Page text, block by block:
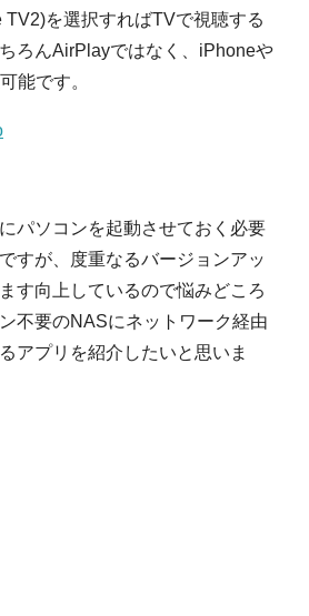
を選択すればTVで視聴する
ろんAirPlayではなく、iPhoneや
能です。
パソコンを起動させておく必要
すが、度重なるバージョンアッ
す向上しているので悩みどころ
不要のNASにネットワーク経由
アプリを紹介したいと思いま